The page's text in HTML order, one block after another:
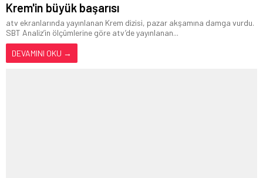
Krem'in büyük başarısı
atv ekranlarında yayınlanan Krem dizisi, pazar akşamına damga vurdu.
SBT Analiz’in ölçümlerine göre atv’de yayınlanan...
DEVAMINI OKU →